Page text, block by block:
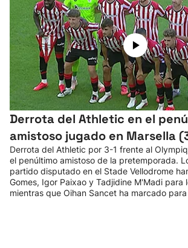
Derrota del Athletic en el
amistoso jugado en Marsella
Derrota del Athletic por 3-1 frente al
el penúltimo amistoso de la pretemporada.
partido disputado en el Stade Vellodrome
Gomes, Igor Paixao y Tadjidine M'Madi para
mientras que Oihan Sancet ha marcado